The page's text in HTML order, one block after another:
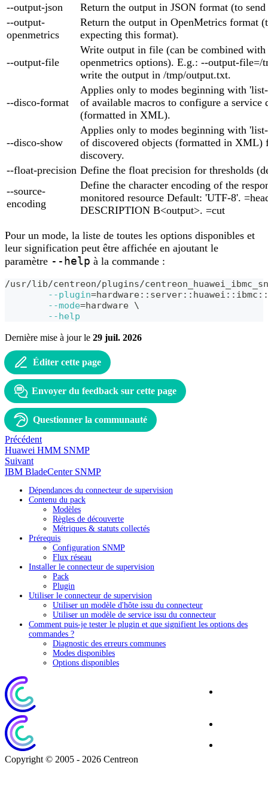
--output-json
Return the output in JSON format (to
--output-
openmetrics
Return the output in OpenMetrics format
expecting this format).
--output-file
Write output in file (can be combined
openmetrics options). E.g.: --output-
write the output in /tmp/output.txt.
--disco-format
Applies only to modes beginning with
of available macros to configure a service
(formatted in XML).
--disco-show
Applies only to modes beginning with
of discovered objects (formatted in XML)
discovery.
--float-precision Define the float precision for thresholds
--source-
encoding
Define the character encoding of the
monitored resource Default: 'UTF-8'.
DESCRIPTION B<output>. =cut
Pour un mode, la liste de toutes les options disponibles et
leur signification peut être affichée en ajoutant le
paramètre --help à la commande :
/usr/lib/centreon/plugins/
--plugin=
--mode=hardware \
--help
Dernière mise à jourle 29 juil. 2026
Éditer cette page
Envoyer du feedback sur cette page
Questionner la communauté
Précédent
Huawei HMM SNMP
Suivant
IBM BladeCenter SNMP
Dépendances du connecteur de supervision
Contenu du pack
Modèles
Règles de découverte
Métriques & statuts collectés
Prérequis
Configuration SNMP
Flux réseau
Installer le connecteur de supervision
Pack
Plugin
Utiliser le connecteur de supervision
Utiliser un modèle d'hôte issu du connecteur
Utiliser un modèle de service issu du connecteur
Comment puis-je tester le plugin et que signifient les options des
commandes ?
Diagnostic des erreurs communes
Modes disponibles
Options disponibles
Copyright © 2005 - 2026 Centreon